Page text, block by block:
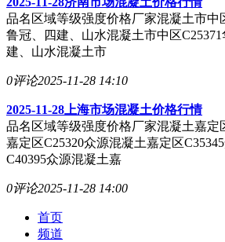
品名区域等级强度价格厂家混凝土市中
鲁冠、四建、山水混凝土市中区
建、山水混凝土市
0评论2025-11-28 14:10
2025-11-28上海市场混凝土价格行情
品名区域等级强度价格厂家混凝土嘉定
嘉定区C25320众源混凝土嘉定区
C40395众源混凝土嘉
0评论2025-11-28 14:00
首页
频道